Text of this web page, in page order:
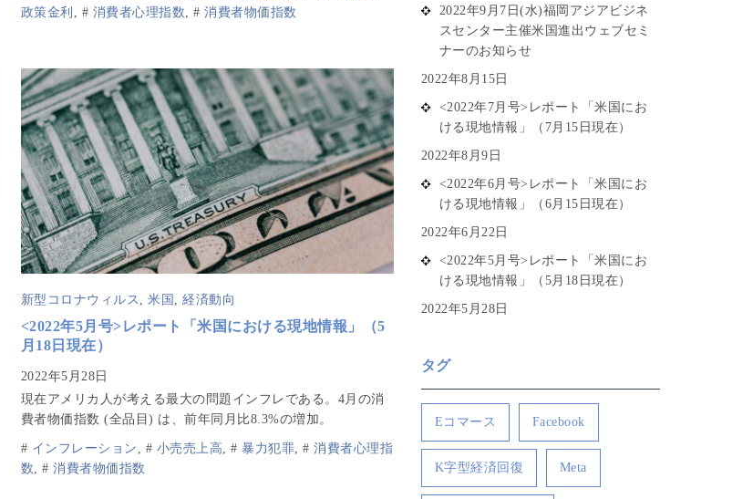
政策金利 , # 消費者心理指数, #消費者物価指数
新型コロナウィルス ,米国 ,経済動向
<2022年5月号>レポート「米国における現地情報」（5
月18日現在）
現在アメリカ人が考える最大の問題インフレである。4月の消
費者物価指数 (全品目) は、前年同月比8.3%の増加。
# インフレーション , # 小売売上高, #暴力犯罪, #消費者心理指
数, #消費者物価指数
2022年9月7日(水)福岡アジアビジネ
スセンター主催米国進出ウェブセミ
ナーのお知らせ
2022年8月15日
<2022年7月号>レポート「米国にお
ける現地情報」（7月15日現在）
2022年8月9日
<2022年6月号>レポート「米国にお
ける現地情報」（6月15日現在）
2022年6月22日
<2022年5月号>レポート「米国にお
ける現地情報」（5月18日現在）
2022年5月28日
タグ
Eコマース Facebook
K字型経済回復 Meta